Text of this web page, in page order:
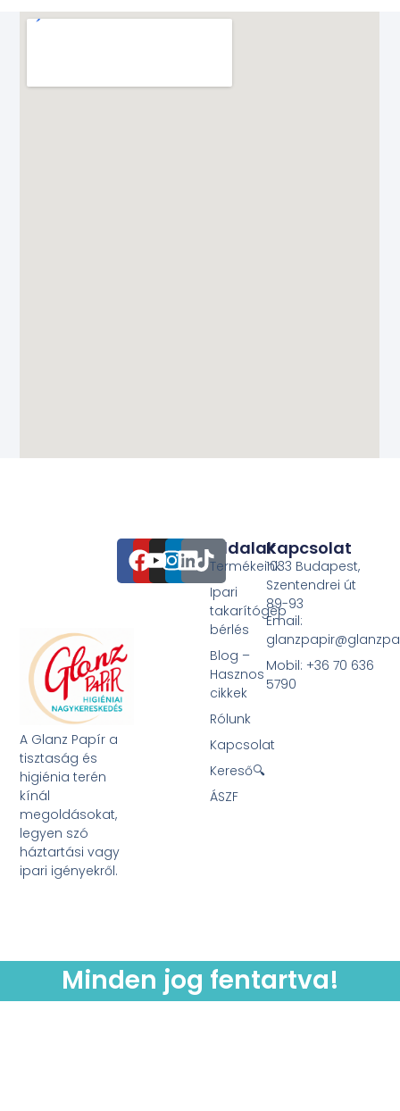
A Glanz Papír a
tisztaság és
higiénia terén
kínál
megoldásokat,
legyen szó
háztartási vagy
ipari igényekről.
Oldalak
Termékeink
Ipari
takarítógép
bérlés
Blog –
Hasznos
cikkek
Rólunk
Kapcsolat
Kereső🔍
ÁSZF
Kapcsolat
1033 Budapest,
Szentendrei út
89-93
Email:
Mobil: +36 70 636
5790
Minden jog fentartva!